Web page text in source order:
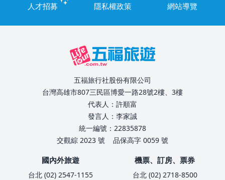
人才招募
隱私權政策 網站導覽
五福旅行社股份有限公司
台灣高雄市807三民區博愛一路28號2樓、3樓
代表人：許順富
發言人：李家誠
統一編號：22835878
交觀綜 2023 號
品保高字 0059 號
國內外旅遊
台北 (02) 2547-1155
機票、訂房、票券
台北 (02) 2718-8500